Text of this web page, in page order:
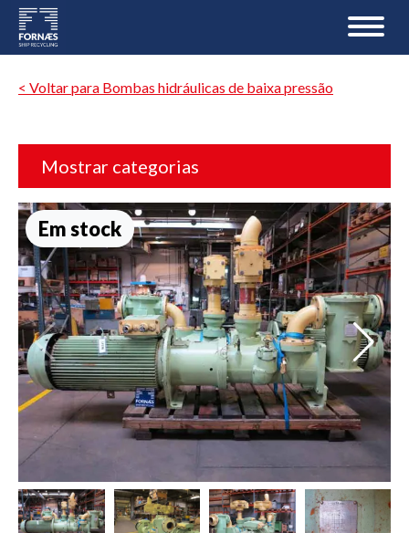
< Voltar para Bombas hidráulicas de baixa pressão
Mostrar categorias
Em stock